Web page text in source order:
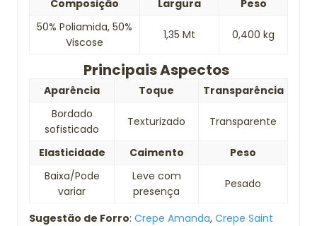
Composição Largura
Peso
50% Poliamida, 50%
Viscose
1,35 Mt 0,400 kg
Principais Aspectos
Aparência Toque
Transparência
Bordado
sofisticado
Texturizado Transparente
Elasticidade Caimento
Peso
Baixa/Pode
variar
Leve com
presença
Pesado
Sugestão de Forro: Crepe Amanda, Crepe Saint